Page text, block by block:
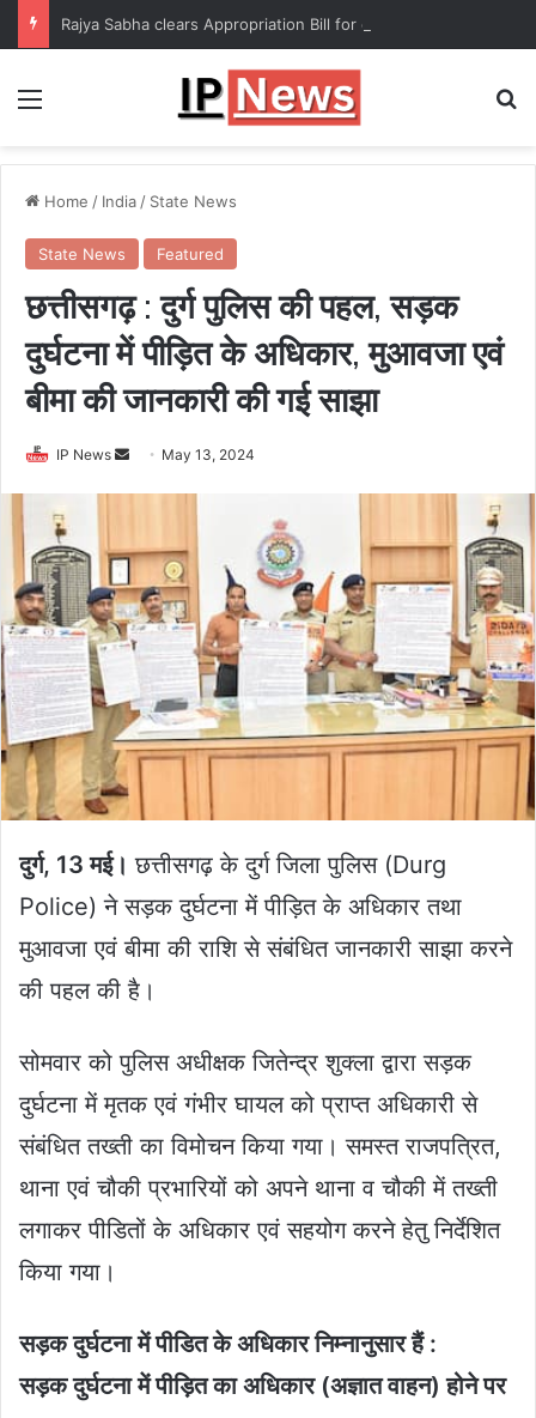
Menu
Home / India/ State News
State News Featured
छत्तीसगढ़ : दुर्ग पुलिस की पहल, सड़क
दुर्घटना में पीड़ित के अधिकार, मुआवजा एवं
बीमा की जानकारी की गई साझा
IP News
Send May 13, 2024
दुर्ग, 13 मई। छत्तीसगढ़ के दुर्ग जिला पुलिस (Durg
Police) ने सड़क दुर्घटना में पीड़ित के अधिकार तथा
मुआवजा एवं बीमा की राशि से संबंधित जानकारी साझा करने
की पहल की है।
सोमवार को पुलिस अधीक्षक जितेन्द्र शुक्ला द्वारा सड़क
दुर्घटना में मृतक एवं गंभीर घायल को प्राप्त अधिकारी से
संबंधित तख्ती का विमोचन किया गया। समस्त राजपत्रित,
थाना एवं चौकी प्रभारियों को अपने थाना व चौकी में तख्ती
लगाकर पीडितों के अधिकार एवं सहयोग करने हेतु निर्देशित
किया गया।
सड़क दुर्घटना में पीडित के अधिकार निम्नानुसार हैं :
सड़क दुर्घटना में पीड़ित का अधिकार (अज्ञात वाहन) होने पर